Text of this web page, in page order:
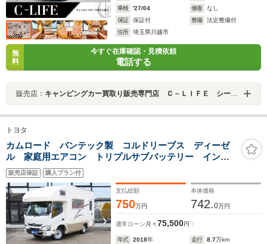
車検
'27/04 修復
なし
保証
保証付 整備
法定整備付
住所
埼玉県川越市
無
料
今すぐ在庫確認・見積依頼
電話する
販売店： キャンピングカー買取り販売専門店 Ｃ－ＬＩＦＥ シーライフ川越店
トヨタ
カムロード バンテック製 コルドリーブス ディーゼ
ル 家庭用エアコン トリプルサブバッテリー インバ
ーター1500W 電子レンジ DC冷蔵庫 FFヒーター 走
行充電 外部充電 ソーラーパネル
販売店保証 購入プラン付
支払総額
750万円
本体価格
742.0万円
通常ローン 月々75,500円
年式 2018年 走行 8.7万km